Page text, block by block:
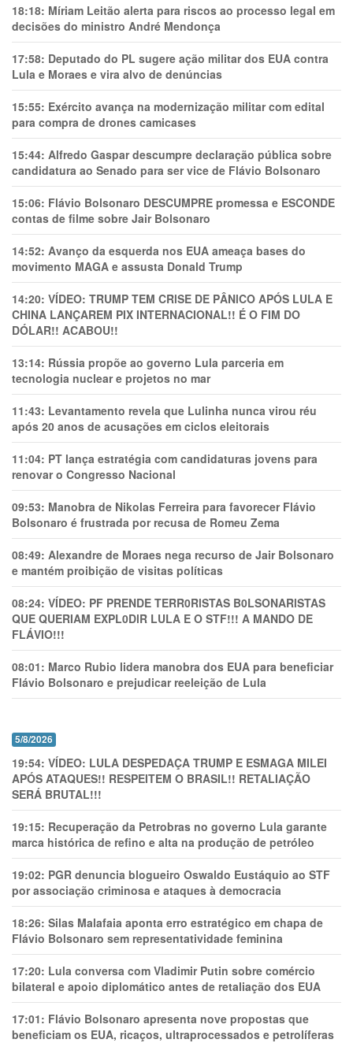
18:18: Míriam Leitão alerta para riscos ao processo legal em
decisões do ministro André Mendonça
17:58: Deputado do PL sugere ação militar dos EUA contra
Lula e Moraes e vira alvo de denúncias
15:55: Exército avança na modernização militar com edital
para compra de drones camicases
15:44: Alfredo Gaspar descumpre declaração pública sobre
candidatura ao Senado para ser vice de Flávio Bolsonaro
15:06: Flávio Bolsonaro DESCUMPRE promessa e ESCONDE
contas de filme sobre Jair Bolsonaro
14:52: Avanço da esquerda nos EUA ameaça bases do
movimento MAGA e assusta Donald Trump
14:20: VÍDEO: TRUMP TEM CRlSE DE PÂNlCO APÓS LULA E
CHINA LANÇAREM PIX INTERNACIONAL!! É O FIM DO
DÓLAR!! ACABOU!!
13:14: Rússia propõe ao governo Lula parceria em
tecnologia nuclear e projetos no mar
11:43: Levantamento revela que Lulinha nunca virou réu
após 20 anos de acusações em ciclos eleitorais
11:04: PT lança estratégia com candidaturas jovens para
renovar o Congresso Nacional
09:53: Manobra de Nikolas Ferreira para favorecer Flávio
Bolsonaro é frustrada por recusa de Romeu Zema
08:49: Alexandre de Moraes nega recurso de Jair Bolsonaro
e mantém proibição de visitas políticas
08:24: VÍDEO: PF PRENDE TERR0RlSTAS B0LSONARlSTAS
QUE QUERIAM EXPL0DlR LULA E O STF!!! A MANDO DE
FLÁVIO!!!
08:01: Marco Rubio lidera manobra dos EUA para beneficiar
Flávio Bolsonaro e prejudicar reeleição de Lula
5/8/2026
19:54: VÍDEO: LULA DESPEDAÇA TRUMP E ESMAGA MILEI
APÓS ATAQUES!! RESPEITEM O BRASIL!! RETALIAÇÃO
SERÁ BRUTAL!!!
19:15: Recuperação da Petrobras no governo Lula garante
marca histórica de refino e alta na produção de petróleo
19:02: PGR denuncia blogueiro Oswaldo Eustáquio ao STF
por associação criminosa e ataques à democracia
18:26: Silas Malafaia aponta erro estratégico em chapa de
Flávio Bolsonaro sem representatividade feminina
17:20: Lula conversa com Vladimir Putin sobre comércio
bilateral e apoio diplomático antes de retaliação dos EUA
17:01: Flávio Bolsonaro apresenta nove propostas que
beneficiam os EUA, ricaços, ultraprocessados e petrolíferas